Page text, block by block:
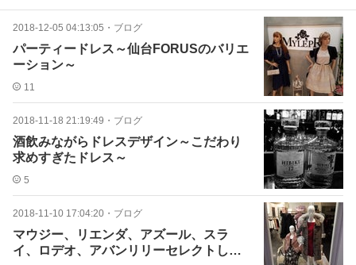
2018-12-05 04:13:05 ・ ブログ
パーティードレス～仙台FORUSのバリエ
ーション～
11
2018-11-18 21:19:49 ・ ブログ
酒飲みながらドレスデザイン～こだわり
求めすぎたドレス～
5
2018-11-10 17:04:20 ・ ブログ
マウジー、リエンダ、アズール、スラ
イ、ロデオ、アバンリリーセレクトして